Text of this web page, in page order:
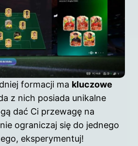
formacji ma kluczowe
z nich posiada unikalne
dać Ci przewagę na
ograniczaj się do jednego
eksperymentuj!